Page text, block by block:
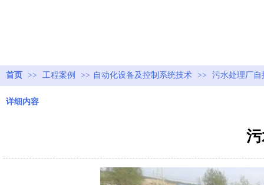
首页 >> 工程案例 >> 自动化设备及控制系统技术 >> 污水处理厂
详细内容